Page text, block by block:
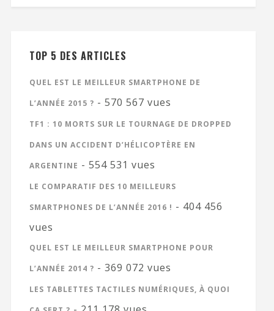
TOP 5 DES ARTICLES
QUEL EST LE MEILLEUR SMARTPHONE DE
L’ANNÉE 2015 ? - 570 567 vues
TF1 : 10 MORTS SUR LE TOURNAGE DE DROPPED
DANS UN ACCIDENT D’HÉLICOPTÈRE EN
ARGENTINE - 554 531 vues
LE COMPARATIF DES 10 MEILLEURS
SMARTPHONES DE L’ANNÉE 2016 ! - 404 456
vues
QUEL EST LE MEILLEUR SMARTPHONE POUR
L’ANNÉE 2014 ? - 369 072 vues
LES TABLETTES TACTILES NUMÉRIQUES, À QUOI